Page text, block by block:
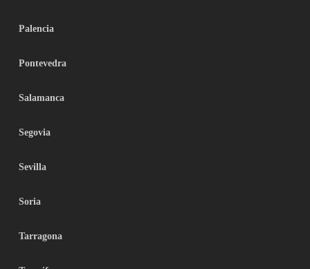
Palencia
Pontevedra
Salamanca
Segovia
Sevilla
Soria
Tarragona